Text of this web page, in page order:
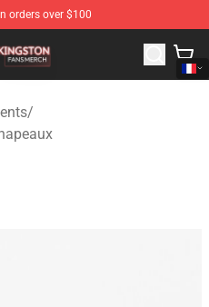
orders over $100
Sean Kingston
/